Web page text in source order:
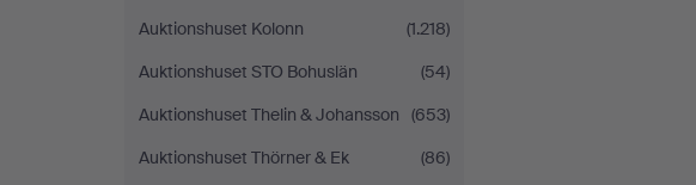
Auktionshuset Kolonn
(1.218)
Auktionshuset STO Bohuslän
(54)
Auktionshuset Thelin & Johansson
(653)
Auktionshuset Thörner & Ek
(86)